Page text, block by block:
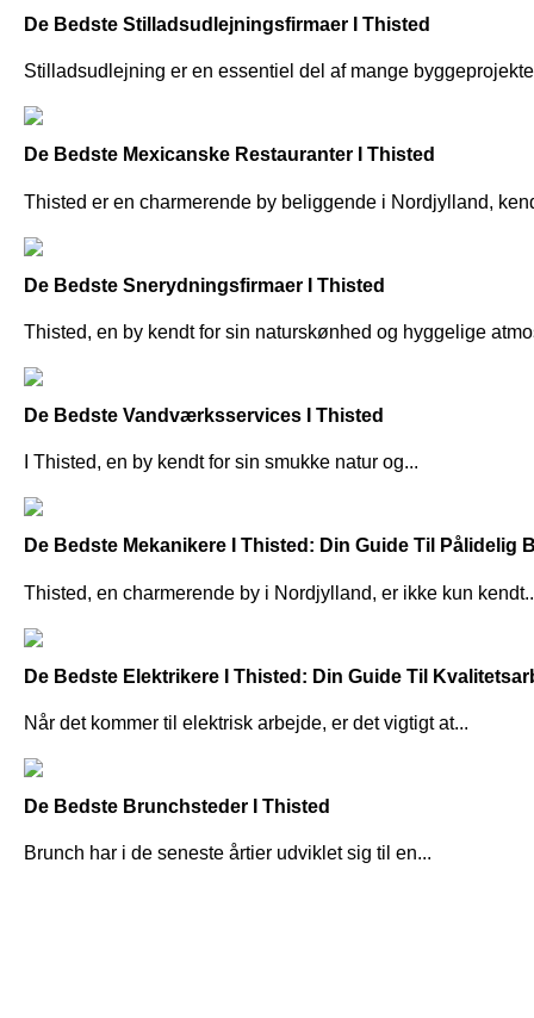
De Bedste Stilladsudlejningsfirmaer I Thisted
Stilladsudlejning er en essentiel del af mange
De Bedste Mexicanske Restauranter I Thisted
Thisted er en charmerende by beliggende i Nordjylland,
De Bedste Snerydningsfirmaer I Thisted
Thisted, en by kendt for sin naturskønhed og hyggelige
De Bedste Vandværksservices I Thisted
I Thisted, en by kendt for sin smukke natur og...
De Bedste Mekanikere I Thisted: Din Guide Til Pålidelig
Thisted, en charmerende by i Nordjylland, er ikke kun
De Bedste Elektrikere I Thisted: Din Guide Til
Når det kommer til elektrisk arbejde, er det vigtigt at...
De Bedste Brunchsteder I Thisted
Brunch har i de seneste årtier udviklet sig til en...